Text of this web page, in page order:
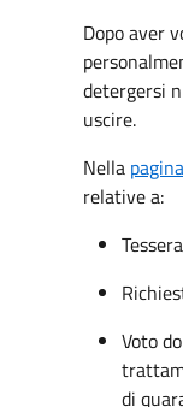
Dopo aver
detergersi
uscire.
Nella
relative a:
Voto
di